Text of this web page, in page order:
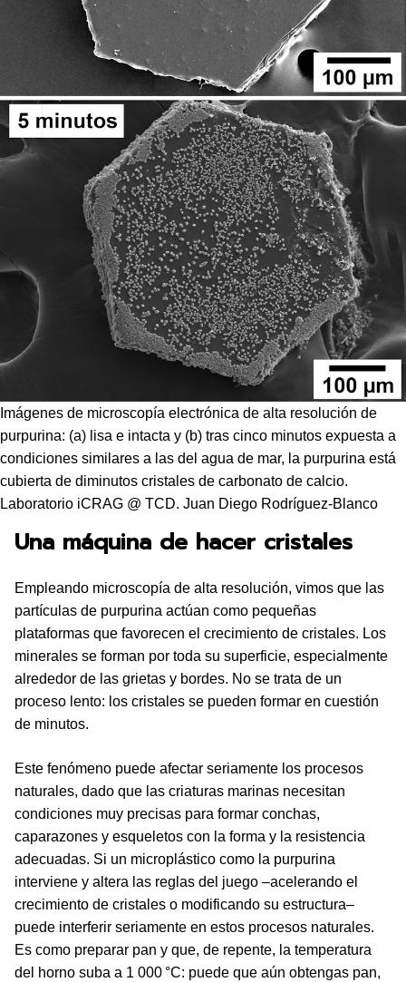
Imágenes de microscopía electrónica de alta resolución de
purpurina: (a) lisa e intacta y (b) tras cinco minutos expuesta a
condiciones similares a las del agua de mar, la purpurina está
cubierta de diminutos cristales de carbonato de calcio.
Laboratorio iCRAG @ TCD. Juan Diego Rodríguez-Blanco
Una máquina de hacer cristales
Empleando microscopía de alta resolución, vimos que las
partículas de purpurina actúan como pequeñas
plataformas que favorecen el crecimiento de cristales. Los
minerales se forman por toda su superficie, especialmente
alrededor de las grietas y bordes. No se trata de un
proceso lento: los cristales se pueden formar en cuestión
de minutos.
Este fenómeno puede afectar seriamente los procesos
naturales, dado que las criaturas marinas necesitan
condiciones muy precisas para formar conchas,
caparazones y esqueletos con la forma y la resistencia
adecuadas. Si un microplástico como la purpurina
interviene y altera las reglas del juego –acelerando el
crecimiento de cristales o modificando su estructura–
puede interferir seriamente en estos procesos naturales.
Es como preparar pan y que, de repente, la temperatura
del horno suba a 1 000 °C: puede que aún obtengas pan,